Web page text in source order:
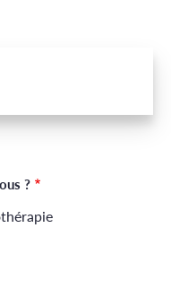
?